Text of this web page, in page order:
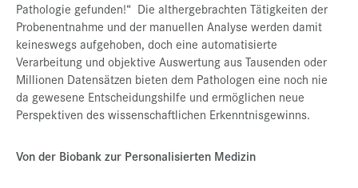
Pathologie gefunden!“ Die althergebrachten Tätigkeiten der
Probenentnahme und der manuellen Analyse werden damit
keineswegs aufgehoben, doch eine automatisierte
Verarbeitung und objektive Auswertung aus Tausenden oder
Millionen Datensätzen bieten dem Pathologen eine noch nie
da gewesene Entscheidungshilfe und ermöglichen neue
Perspektiven des wissenschaftlichen Erkenntnisgewinns.
Von der Biobank zur Personalisierten Medizin